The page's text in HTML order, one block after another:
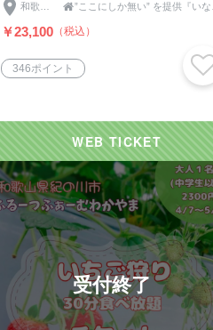

￥23,100 （税込）
346ポイント
受付終了